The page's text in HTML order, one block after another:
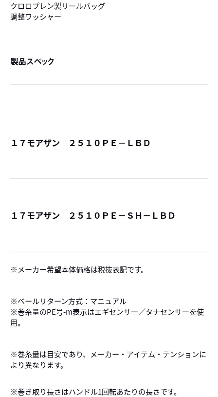
クロロプレン製リールバッグ
調整ワッシャー
製品スペック
１７モアザン ２５１０ＰＥ－ＬＢＤ
１７モアザン ２５１０ＰＥ－ＳＨ－ＬＢＤ
メーカー希望本体価格は税抜表記です。
※ベールリターン方式：マニュアル
※巻糸量のPE号-m表示はエギセンサー／タナセンサーを使
用。
※巻糸量は目安であり、メーカー・アイテム・テンションに
より異なります。
※巻き取り長さはハンドル1回転あたりの長さです。